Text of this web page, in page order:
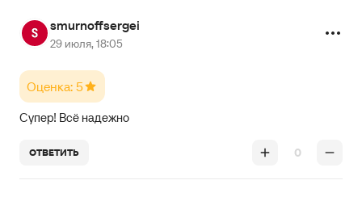
smurnoffsergei
29 июля, 18:05
Оценка: 5
Супер! Всё надежно
ОТВЕТИТЬ 0